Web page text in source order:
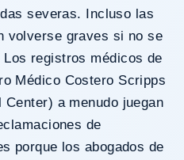
severas. Incluso las
volverse graves si no se
registros médicos de
Médico Costero Scripps
a menudo juegan
de
porque los abogados de